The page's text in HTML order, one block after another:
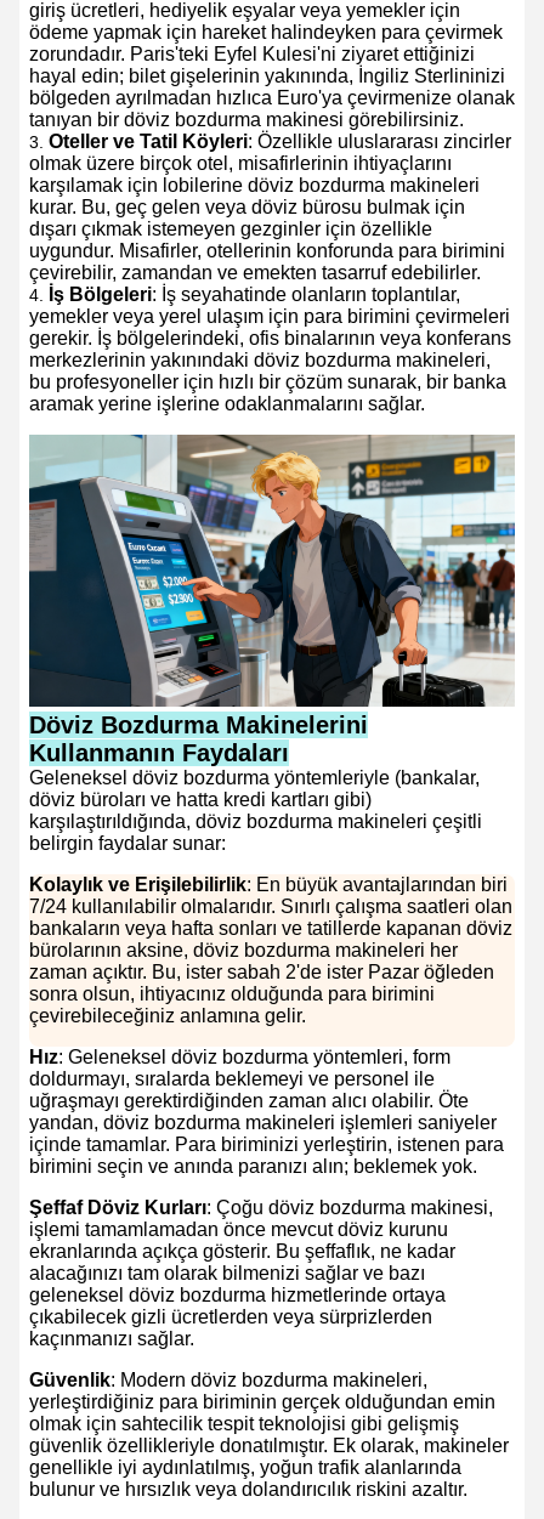
giriş ücretleri, hediyelik eşyalar veya yemekler için
ödeme yapmak için hareket halindeyken para çevirmek
zorundadır. Paris'teki Eyfel Kulesi'ni ziyaret ettiğinizi
hayal edin; bilet gişelerinin yakınında, İngiliz Sterlininizi
bölgeden ayrılmadan hızlıca Euro'ya çevirmenize olanak
tanıyan bir döviz bozdurma makinesi görebilirsiniz.
Oteller ve Tatil Köyleri: Özellikle uluslararası zincirler
olmak üzere birçok otel, misafirlerinin ihtiyaçlarını
karşılamak için lobilerine döviz bozdurma makineleri
kurar. Bu, geç gelen veya döviz bürosu bulmak için
dışarı çıkmak istemeyen gezginler için özellikle
uygundur. Misafirler, otellerinin konforunda para birimini
çevirebilir, zamandan ve emekten tasarruf edebilirler.
İş Bölgeleri: İş seyahatinde olanların toplantılar,
yemekler veya yerel ulaşım için para birimini çevirmeleri
gerekir. İş bölgelerindeki, ofis binalarının veya konferans
merkezlerinin yakınındaki döviz bozdurma makineleri,
bu profesyoneller için hızlı bir çözüm sunarak, bir banka
aramak yerine işlerine odaklanmalarını sağlar.
Döviz Bozdurma Makinelerini
Kullanmanın Faydaları
Geleneksel döviz bozdurma yöntemleriyle (bankalar,
döviz büroları ve hatta kredi kartları gibi)
karşılaştırıldığında, döviz bozdurma makineleri çeşitli
belirgin faydalar sunar:
Kolaylık ve Erişilebilirlik: En büyük avantajlarından biri
7/24 kullanılabilir olmalarıdır. Sınırlı çalışma saatleri olan
bankaların veya hafta sonları ve tatillerde kapanan döviz
bürolarının aksine, döviz bozdurma makineleri her
zaman açıktır. Bu, ister sabah 2'de ister Pazar öğleden
sonra olsun, ihtiyacınız olduğunda para birimini
çevirebileceğiniz anlamına gelir.
Hız: Geleneksel döviz bozdurma yöntemleri, form
doldurmayı, sıralarda beklemeyi ve personel ile
uğraşmayı gerektirdiğinden zaman alıcı olabilir. Öte
yandan, döviz bozdurma makineleri işlemleri saniyeler
içinde tamamlar. Para biriminizi yerleştirin, istenen para
birimini seçin ve anında paranızı alın; beklemek yok.
Şeffaf Döviz Kurları: Çoğu döviz bozdurma makinesi,
işlemi tamamlamadan önce mevcut döviz kurunu
ekranlarında açıkça gösterir. Bu şeffaflık, ne kadar
alacağınızı tam olarak bilmenizi sağlar ve bazı
geleneksel döviz bozdurma hizmetlerinde ortaya
çıkabilecek gizli ücretlerden veya sürprizlerden
kaçınmanızı sağlar.
Güvenlik: Modern döviz bozdurma makineleri,
yerleştirdiğiniz para biriminin gerçek olduğundan emin
olmak için sahtecilik tespit teknolojisi gibi gelişmiş
güvenlik özellikleriyle donatılmıştır. Ek olarak, makineler
genellikle iyi aydınlatılmış, yoğun trafik alanlarında
bulunur ve hırsızlık veya dolandırıcılık riskini azaltır.